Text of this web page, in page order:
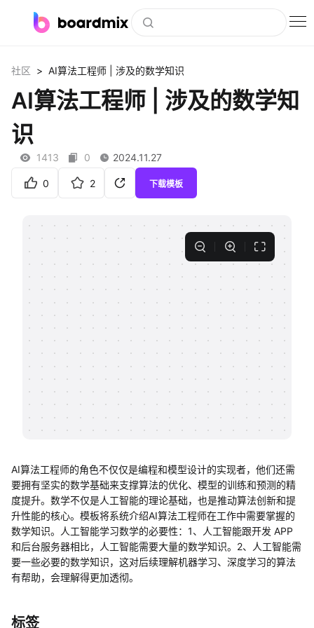
社区资源
企业服务
客户案例
支持
帮助中心
知识分享社区
社区 > AI算法工程师 | 涉及的数学知识
AI算法工程师 | 涉及的数学知
识
1413 0 2024.11.27
0 2 下载模板
AI算法工程师的角色不仅仅是编程和模型设计的实现者，他们还需
要拥有坚实的数学基础来支撑算法的优化、模型的训练和预测的精
度提升。数学不仅是人工智能的理论基础，也是推动算法创新和提
升性能的核心。模板将系统介绍AI算法工程师在工作中需要掌握的
数学知识。人工智能学习数学的必要性：1、人工智能跟开发 APP
和后台服务器相比，人工智能需要大量的数学知识。2、人工智能需
要一些必要的数学知识，这对后续理解机器学习、深度学习的算法
有帮助，会理解得更加透彻。
标签